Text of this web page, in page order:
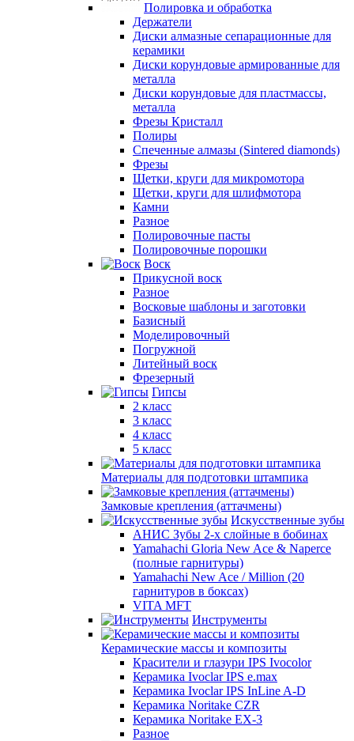
Полировка и обработка
Держатели
Диски алмазные сепарационные для
керамики
Диски корундовые армированные для
металла
Диски корундовые для пластмассы,
металла
Фрезы Кристалл
Полиры
Спеченные алмазы (Sintered diamonds)
Фрезы
Щетки, круги для микромотора
Щетки, круги для шлифмотора
Камни
Разное
Полировочные пасты
Полировочные порошки
Воск
Прикусной воск
Разное
Восковые шаблоны и заготовки
Базисный
Моделировочный
Погружной
Литейный воск
Фрезерный
Гипсы
2 класс
3 класс
4 класс
5 класс
Материалы для подготовки штампика
Замковые крепления (аттачмены)
Искусственные зубы
АНИС Зубы 2-х слойные в бобинах
Yamahachi Gloria New Ace & Naperce
(полные гарнитуры)
Yamahachi New Ace / Million (20
гарнитуров в боксах)
VITA MFT
Инструменты
Керамические массы и композиты
Красители и глазури IPS Ivocolor
Керамика Ivoclar IPS e.max
Керамика Ivoclar IPS InLine A-D
Керамика Noritake CZR
Керамика Noritake EX-3
Разное